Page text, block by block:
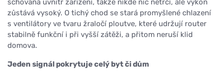
schovaná uvnitř zařízení, takže nikde nic netrčí, ale výkon
zůstává vysoký. O tichý chod se stará promyšlené chlazení
s ventilátory ve tvaru žraločí ploutve, které udržují router
stabilně funkční i při vyšší zátěži, a přitom neruší klid
domova.
Jeden signál pokrytuje celý byt či dům